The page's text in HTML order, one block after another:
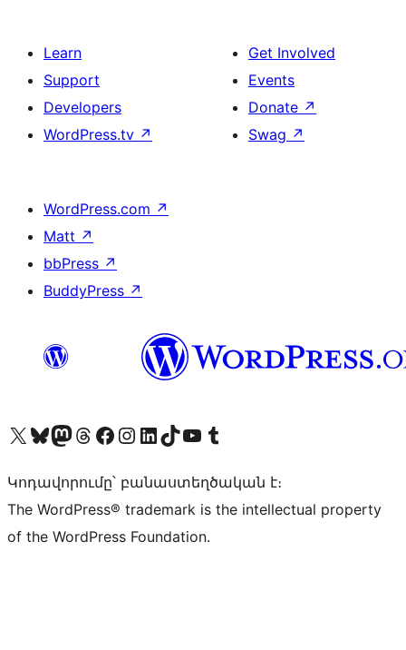
Learn
Support
Developers
WordPress.tv ↗
Get Involved
Events
Donate ↗
Swag ↗
WordPress.com ↗
Matt ↗
bbPress ↗
BuddyPress ↗
Visit our X (formerly Twitter) account
Visit our Bluesky account
Visit our Mastodon account
Visit our Threads account
Visit our Facebook page
Visit our Instagram account
Visit our LinkedIn account
Visit our TikTok account
Visit our YouTube channel
Visit our Tumblr account
Կոդավորումը՝ բանաստեղծական է։
The WordPress® trademark is the intellectual property
of the WordPress Foundation.